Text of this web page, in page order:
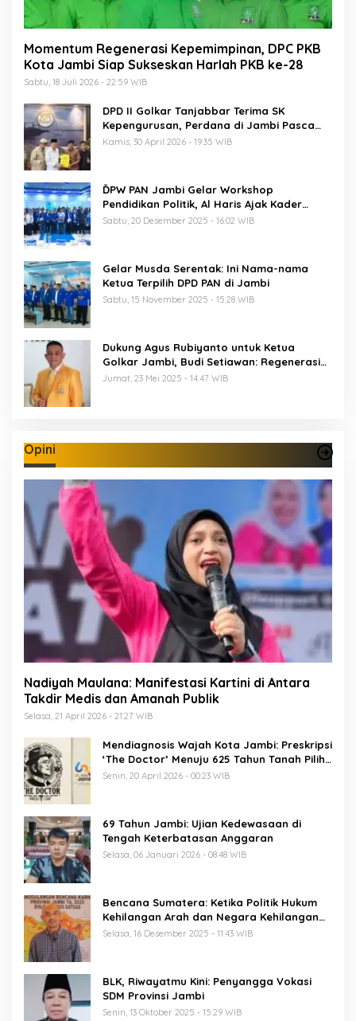
Momentum Regenerasi Kepemimpinan, DPC PKB
Kota Jambi Siap Sukseskan Harlah PKB ke-28
Sabtu, 18 Juli 2026 - 22:59 WIB
DPD II Golkar Tanjabbar Terima SK
Kepengurusan, Perdana di Jambi Pasca
Musda
Kamis, 30 April 2026 - 19:35 WIB
ĎPW PAN Jambi Gelar Workshop
Pendidikan Politik, Al Haris Ajak Kader
Perkuat Soliditas Jelang Pemilu 2029
Sabtu, 20 Desember 2025 - 16:02 WIB
Gelar Musda Serentak: Ini Nama-nama
Ketua Terpilih DPD PAN di Jambi
Sabtu, 15 November 2025 - 15:28 WIB
Dukung Agus Rubiyanto untuk Ketua
Golkar Jambi, Budi Setiawan: Regenerasi
Kepemimpinan Wajib Berjalan
Jumat, 23 Mei 2025 - 14:47 WIB
Opini
Nadiyah Maulana: Manifestasi Kartini di Antara
Takdir Medis dan Amanah Publik
Selasa, 21 April 2026 - 21:27 WIB
Mendiagnosis Wajah Kota Jambi: Preskripsi
‘The Doctor’ Menuju 625 Tahun Tanah Pilih
Pusako Batuah
Senin, 20 April 2026 - 00:23 WIB
69 Tahun Jambi: Ujian Kedewasaan di
Tengah Keterbatasan Anggaran
Selasa, 06 Januari 2026 - 08:48 WIB
Bencana Sumatera: Ketika Politik Hukum
Kehilangan Arah dan Negara Kehilangan
Keberanian
Selasa, 16 Desember 2025 - 11:43 WIB
BLK, Riwayatmu Kini: Penyangga Vokasi
SDM Provinsi Jambi
Senin, 13 Oktober 2025 - 15:29 WIB